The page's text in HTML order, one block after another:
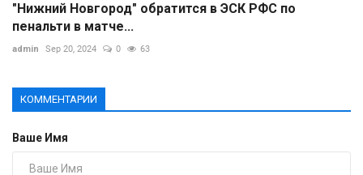
"Нижний Новгород" обратится в ЭСК РФС по
пенальти в матче...
admin Sep 20, 2024 0 63
КОММЕНТАРИИ
Ваше Имя